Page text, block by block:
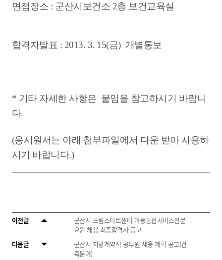
면접장소 : 군산시보건소 2층 보건교육실
합격자발표 : 2013. 3. 15(금) 개별통보
* 기타 자세한 사항은 붙임을 참고하시기 바랍니
다.
(응시원서는 아래 첨부파일에서 다운 받아 사용하
시기 바랍니다.)
이전글
군산시 드림스타트센터 아동통합서비스전문
요원 채용 최종합격자 공고
다음글
군산시 지방계약직 공무원 채용 계획 공고(건
축분야)